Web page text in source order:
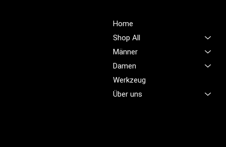
Home
Shop All
Männer
Damen
Werkzeug
Über uns